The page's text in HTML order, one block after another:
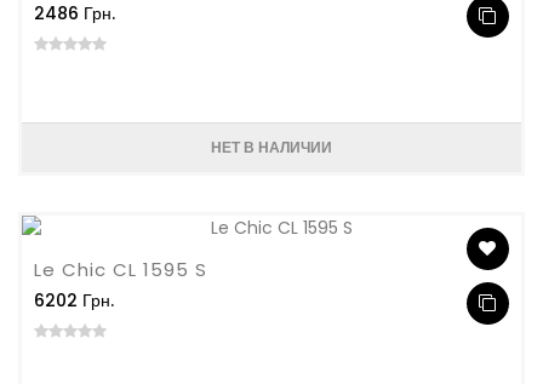
2486 Грн.
НЕТ В НАЛИЧИИ
Le Chic CL 1595 S
6202 Грн.